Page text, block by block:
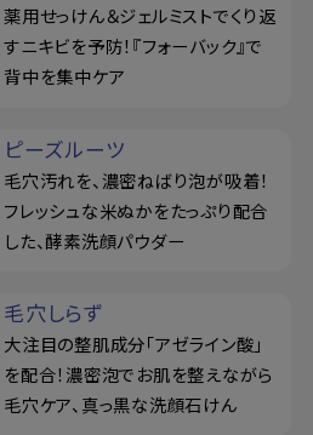
薬用せっけん＆ジェルミストでくり返
すニキビを予防！『フォーバック』で
背中を集中ケア
ピーズルーツ
毛穴汚れを、濃密ねばり泡が吸着！
フレッシュな米ぬかをたっぷり配合
した、酵素洗顔パウダー
毛穴しらず
大注目の整肌成分「アゼライン酸」
を配合！濃密泡でお肌を整えながら
毛穴ケア、真っ黒な洗顔石けん